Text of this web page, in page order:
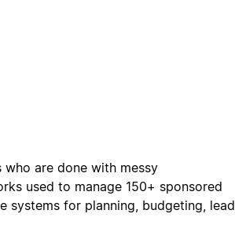
are done with messy
used to manage 150+ sponsored
systems for planning, budgeting, lead